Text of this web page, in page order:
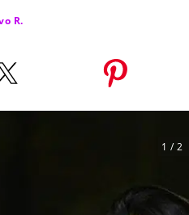
R.
1 / 2